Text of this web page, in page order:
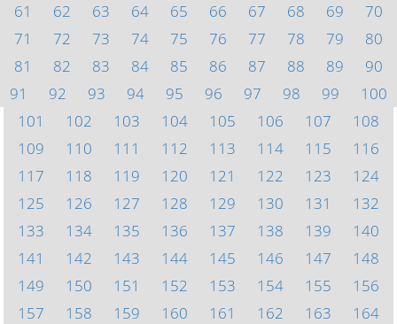
61
62 63 64 65 66 67 68 69
70
71
72 73 74 75 76 77 78 79
80
81
82 83 84 85 86 87 88 89
90
91
92 93 94 95 96 97 98 99
100
101
102 103 104 105 106 107
108
109
110 111 112 113 114 115
116
117
118 119 120 121 122 123
124
125
126 127 128 129 130 131
132
133
134 135 136 137 138 139
140
141
142 143 144 145 146 147
148
149
150 151 152 153 154 155
156
157
158 159 160 161 162 163
164